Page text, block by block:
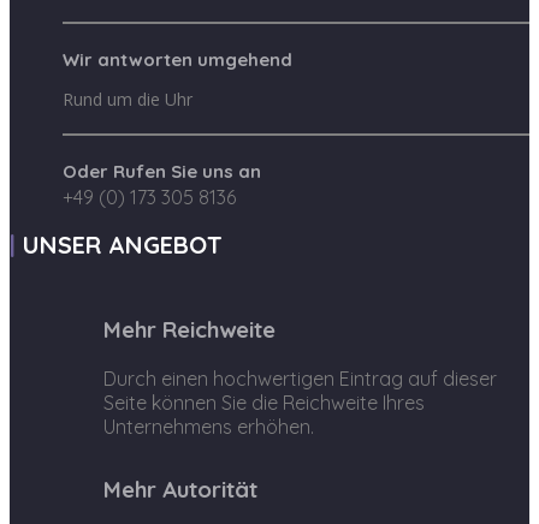
Wir antworten umgehend
Rund um die Uhr
Oder Rufen Sie uns an
+49 (0) 173 305 8136
UNSER ANGEBOT
Mehr Reichweite
Durch einen hochwertigen Eintrag auf dieser
Seite können Sie die Reichweite Ihres
Unternehmens erhöhen.
Mehr Autorität